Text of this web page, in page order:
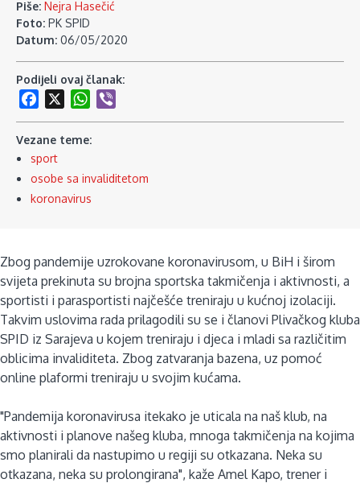
Piše: Nejra Hasečić
Foto: PK SPID
Datum: 06/05/2020
Podijeli ovaj članak:
Facebook
WhatsApp
Vezane teme:
sport
osobe sa invaliditetom
koronavirus
Zbog pandemije uzrokovane koronavirusom, u BiH i širom
svijeta prekinuta su brojna sportska takmičenja i aktivnosti, a
sportisti i parasportisti najčešće treniraju u kućnoj izolaciji.
Takvim uslovima rada prilagodili su se i članovi Plivačkog kluba
SPID iz Sarajeva u kojem treniraju i djeca i mladi sa različitim
oblicima invaliditeta. Zbog zatvaranja bazena, uz pomoć
online plaformi treniraju u svojim kućama.
"Pandemija koronavirusa itekako je uticala na naš klub, na
aktivnosti i planove našeg kluba, mnoga takmičenja na kojima
smo planirali da nastupimo u regiji su otkazana. Neka su
otkazana, neka su prolongirana", kaže Amel Kapo, trener i